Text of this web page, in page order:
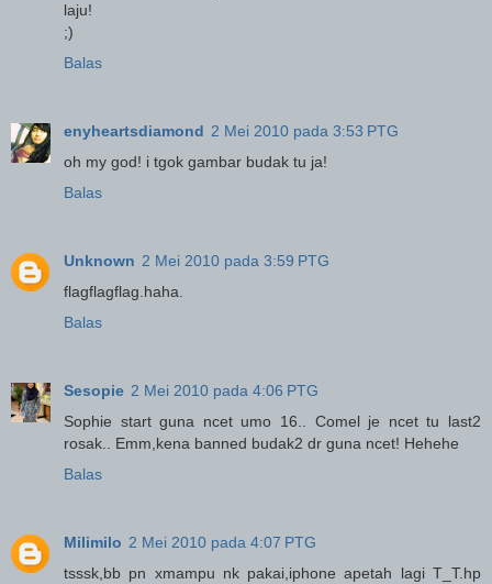
laju!
;)
Balas
enyheartsdiamond 2 Mei 2010 pada 3:53 PTG
oh my god! i tgok gambar budak tu ja!
Balas
Unknown 2 Mei 2010 pada 3:59 PTG
flagflagflag.haha.
Balas
Sesopie 2 Mei 2010 pada 4:06 PTG
Sophie start guna ncet umo 16.. Comel je ncet tu last2
rosak.. Emm,kena banned budak2 dr guna ncet! Hehehe
Balas
Milimilo 2 Mei 2010 pada 4:07 PTG
tsssk,bb pn xmampu nk pakai,iphone apetah lagi T_T.hp